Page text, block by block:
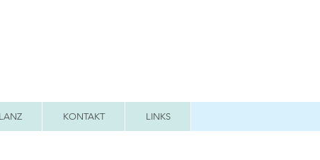
KONTAKT LINKS